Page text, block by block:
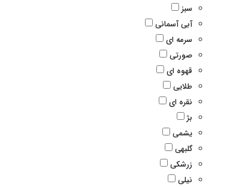
سبز
آبی آسمانی
سرمه ای
صورتی
قهوه ای
طلایی
نقره ای
بژ
یشمی
گلبهی
زرشکی
نیلی